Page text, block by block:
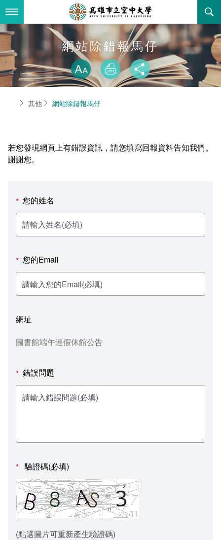
到
要
內最新消息
全部公告
教務公告
學系公告
活動研習
歷史訊息
新聞媒體專區
校園行事曆
報名系統
線上報名查詢
關於本校
空大簡介
立案證明
空大有利的學習條件
環境設備
本校位置
資訊圖像化專區
活動花絮
影音資訊
行政單位
行政單位簡介
校長室
教務處課務組
學習指導中心
輔導處
研發處
秘書處出納組
教學媒體處
電算中心
人事室
學術單位
通識教育中心
法律學系
大眾傳播學系
外國語文學系
文化藝術學系
健康管理與促進學系
其他好站
資訊相關法規
校務資訊
新生報名
在學資訊
校務系統
課程大綱
網路選課
校園行事曆
校內系統
資訊服務線上報修系統
消耗品申請
教室‧會議室預約系統
問卷調查
法令規章
政府公開資訊
意見信箱
各單位意見信箱
諮詢信箱進度查詢
影音資訊
網站除錯報馬仔
略過字型切
放大
列印 分享
首頁其他 網站除錯報馬仔
若您發現網頁上有錯誤資訊，請您填寫回報資料告知我們。
謝謝您。
* 您的姓名
* 您的Email
網址
圖書館端午連假休館公告
* 錯誤問題
* 驗證碼(必填)
(點選圖片可重新產生驗證碼)